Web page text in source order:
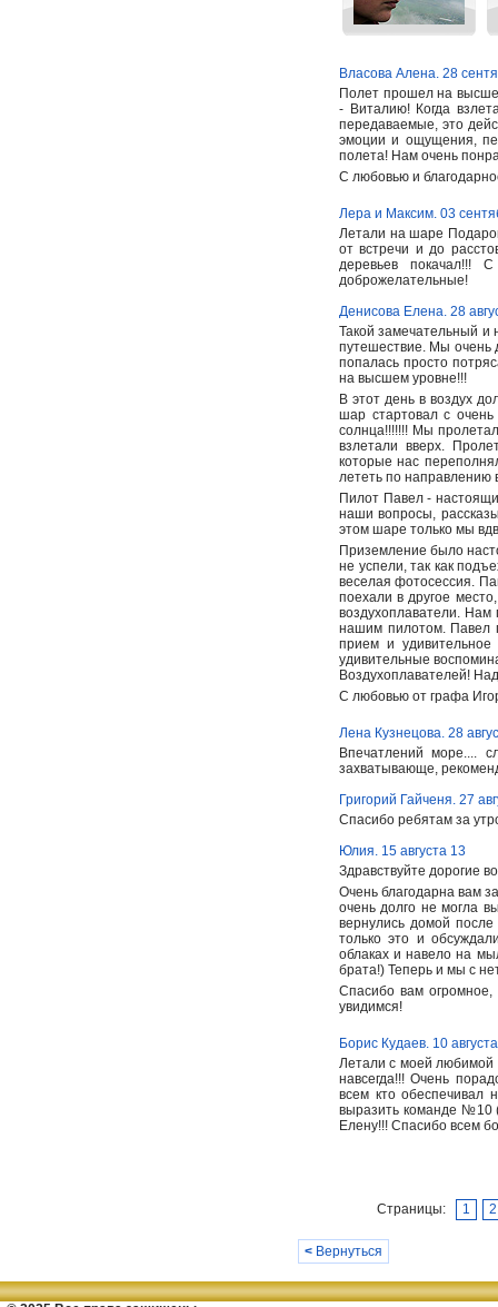
Власова Алена. 28
Полет прошел на
- Виталию! Когда
передаваемые, это
эмоции и ощущения,
полета! Нам очень
С любовью и
Лера и Максим. 03
Летали на шаре
от встречи и до
деревьев покачал!!!
доброжелательные!
Денисова Елена. 28
Такой замечательный
путешествие. Мы очень
попалась просто
на высшем уровне!!!
В этот день в воздух
шар стартовал с
солнца!!!!!!! Мы
взлетали вверх.
которые нас
лететь по направлению
Пилот Павел -
наши вопросы,
этом шаре только мы
Приземление было
не успели, так как
веселая фотосессия.
поехали в другое
воздухоплаватели.
нашим пилотом. Павел
прием и
удивительные
Воздухоплавателей!
С любовью от графа
Лена Кузнецова. 28
Впечатлений море....
захватывающе,
Григорий Гайченя. 27
Спасибо ребятам за
Юлия. 15 августа 13
Здравствуйте дорогие
Очень благодарна вам
очень долго не могла
вернулись домой
только это и
облаках и навело на
брата!) Теперь и мы с
Спасибо вам
увидимся!
Борис Кудаев. 10
Летали с моей любимой
навсегда!!! Очень
всем кто обеспечивал
выразить команде №10
Елену!!! Спасибо всем
Страницы: 1 2
< Вернуться